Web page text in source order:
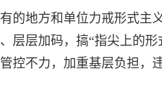
的地方和单位力戒形式主
层层加码，搞“指尖上的
控不力，加重基层负担，